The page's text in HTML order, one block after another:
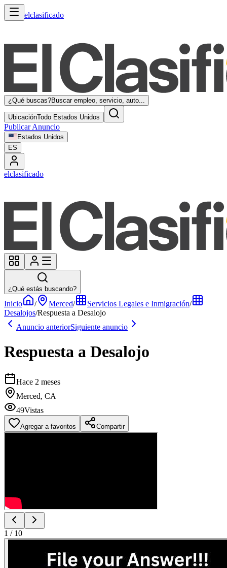
elclasificado
¿Qué buscas?Buscar empleo, servicio, auto...
UbicaciónTodo Estados Unidos
Publicar Anuncio
Estados Unidos
ES
elclasificado
¿Qué estás buscando?
Inicio / Merced/ Servicios Legales e Inmigración/
Desalojos/Respuesta a Desalojo
Anuncio anteriorSiguiente anuncio
Respuesta a Desalojo
Hace 2 meses
Merced, CA
49Vistas
Agregar a favoritos Compartir
1 / 10